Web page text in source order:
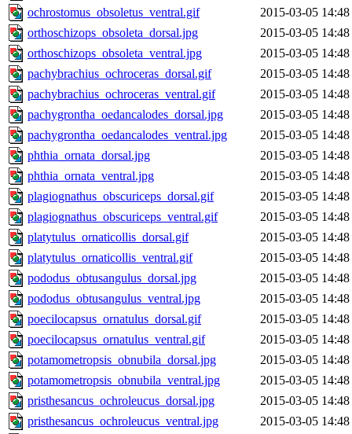
ochrostomus_obsoletus_ventral.gif
2015-03-05 14:48
orthoschizops_obsoleta_dorsal.jpg
2015-03-05 14:48
orthoschizops_obsoleta_ventral.jpg
2015-03-05 14:48
pachybrachius_ochroceras_dorsal.gif
2015-03-05 14:48
pachybrachius_ochroceras_ventral.gif
2015-03-05 14:48
pachygrontha_oedancalodes_dorsal.jpg
2015-03-05 14:48
pachygrontha_oedancalodes_ventral.jpg
2015-03-05 14:48
phthia_ornata_dorsal.jpg
2015-03-05 14:48
phthia_ornata_ventral.jpg
2015-03-05 14:48
plagiognathus_obscuriceps_dorsal.gif
2015-03-05 14:48
plagiognathus_obscuriceps_ventral.gif
2015-03-05 14:48
platytulus_ornaticollis_dorsal.gif
2015-03-05 14:48
platytulus_ornaticollis_ventral.gif
2015-03-05 14:48
pododus_obtusangulus_dorsal.jpg
2015-03-05 14:48
pododus_obtusangulus_ventral.jpg
2015-03-05 14:48
poecilocapsus_ornatulus_dorsal.gif
2015-03-05 14:48
poecilocapsus_ornatulus_ventral.gif
2015-03-05 14:48
potamometropsis_obnubila_dorsal.jpg
2015-03-05 14:48
potamometropsis_obnubila_ventral.jpg
2015-03-05 14:48
pristhesancus_ochroleucus_dorsal.jpg
2015-03-05 14:48
pristhesancus_ochroleucus_ventral.jpg
2015-03-05 14:48